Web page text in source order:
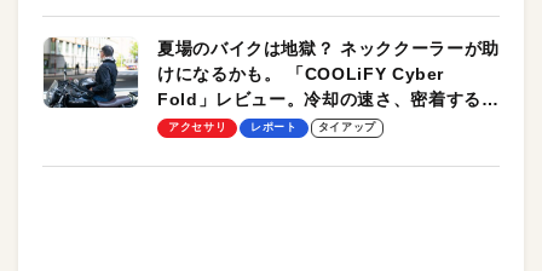
夏場のバイクは地獄？ ネッククーラーが助
けになるかも。 「COOLiFY Cyber
Fold」レビュー。冷却の速さ、密着する冷
却プレート、シンプルな操作性がグッド！
アクセサリ レポート タイアップ